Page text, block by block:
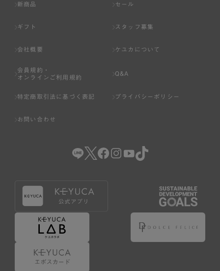
新商品 セール
ギフト スタッフ募集
会社概要 ケユカについて
会員規約・
オンラインご利用規約
Q&A
特定商取引法に基づく表記 プライバシーポリシー
お問い合わせ